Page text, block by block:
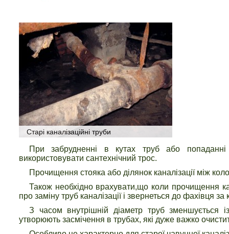
Старі каналізаційні труби
При забрудненні в кутах труб або попаданні
використовувати сантехнічний трос.
Прочищення стояка або ділянок каналізації між
Також необхідно врахувати,що коли прочищення
про заміну труб каналізації і звернеться до фахівця за
З часом внутрішній діаметр труб зменшується
утворюють засмічення в трубах, які дуже важко